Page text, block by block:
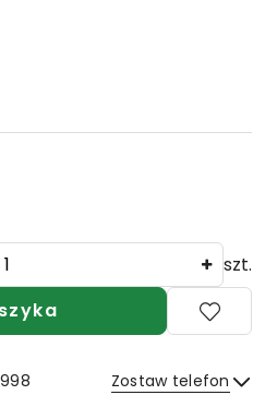
szt.
Zostaw telefon